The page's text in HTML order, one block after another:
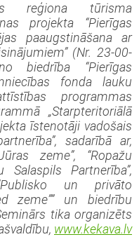
reģiona tūrisma
projekta “Pierīgas
paaugstināšana ar
(Nr. 23-00-
biedrība “Pierīgas
fonda lauku
programmas
„Starpteritoriālā
īstenotāji vadošais
sadarībā ar,
zeme”, “Ropažu
Salaspils Partnerība”,
un privāto
zeme””un biedrību
tika organizēts
www.kekava.lv